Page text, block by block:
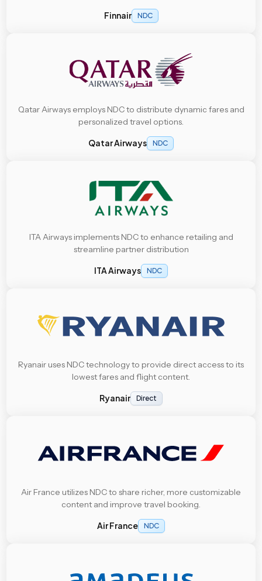
Finnair NDC
Qatar Airways employs NDC to distribute dynamic fares and
personalized travel options.
Qatar Airways NDC
ITA Airways implements NDC to enhance retailing and
streamline partner distribution
ITA Airways NDC
Ryanair uses NDC technology to provide direct access to its
lowest fares and flight content.
Ryanair Direct
Air France utilizes NDC to share richer, more customizable
content and improve travel booking.
Air France NDC